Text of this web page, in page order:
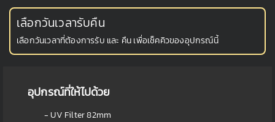
เลือกวันเวลารับคืน
เลือกวันเวลาที่ต้องการรับ และ คืน เพื่อเช็คคิวของอุปกรณ์นี้
อุปกรณ์ที่ให้ไปด้วย
- UV Filter 82mm